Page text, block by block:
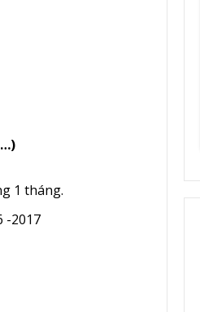
1 tháng.
-2017